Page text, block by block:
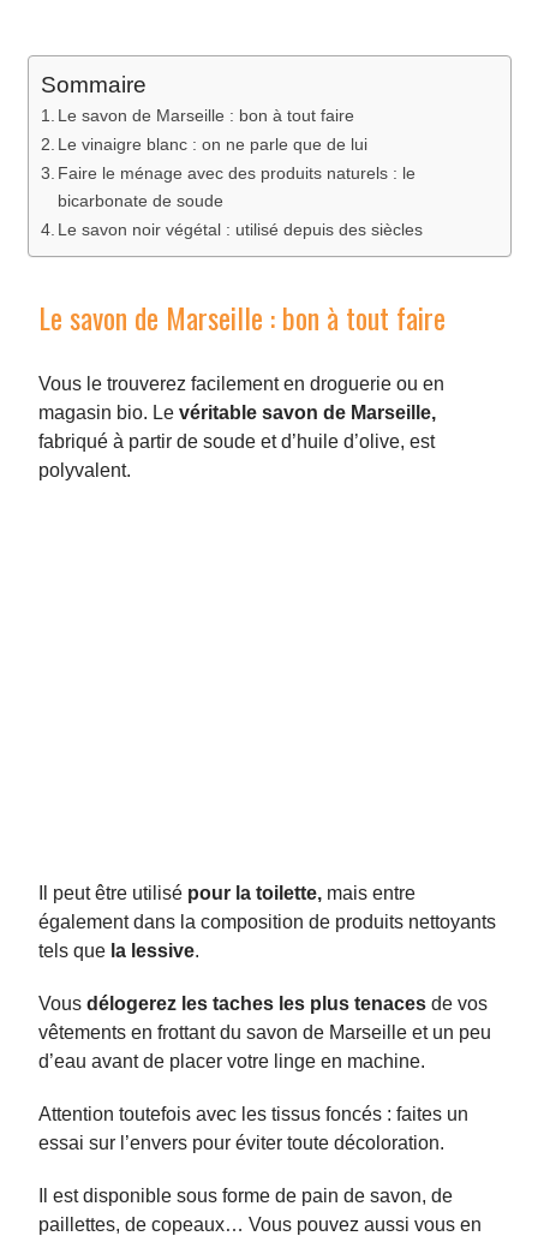
Sommaire
Le savon de Marseille : bon à tout faire
Le vinaigre blanc : on ne parle que de lui
Faire le ménage avec des produits naturels : le
bicarbonate de soude
Le savon noir végétal : utilisé depuis des siècles
Le savon de Marseille : bon à tout faire
Vous le trouverez facilement en droguerie ou en
magasin bio. Levéritable savon de Marseille,
fabriqué à partir de soude et d’huile d’olive, est
polyvalent.
Il peut être utilisé pour la toilette, mais entre
également dans la composition de produits nettoyants
tels que la lessive.
Vousdélogerez les taches les plus tenaces de vos
vêtements en frottant du savon de Marseille et un peu
d’eau avant de placer votre linge en machine.
Attention toutefois avec les tissus foncés : faites un
essai sur l’envers pour éviter toute décoloration.
Il est disponible sous forme de pain de savon, de
paillettes, de copeaux… Vous pouvez aussi vous en